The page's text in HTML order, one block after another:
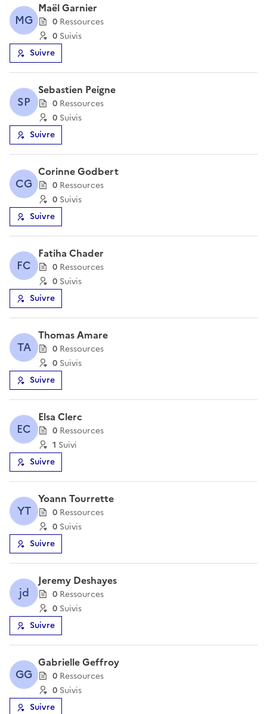
MG
Maël Garnier
0 Ressources
0 Suivis
Suivre
SP
Sebastien Peigne
0 Ressources
0 Suivis
Suivre
CG
Corinne Godbert
0 Ressources
0 Suivis
Suivre
FC
Fatiha Chader
0 Ressources
0 Suivis
Suivre
TA
Thomas Amare
0 Ressources
0 Suivis
Suivre
EC
Elsa Clerc
0 Ressources
1 Suivi
Suivre
YT
Yoann Tourrette
0 Ressources
0 Suivis
Suivre
jd
Jeremy Deshayes
0 Ressources
0 Suivis
Suivre
GG
Gabrielle Geffroy
0 Ressources
0 Suivis
Suivre